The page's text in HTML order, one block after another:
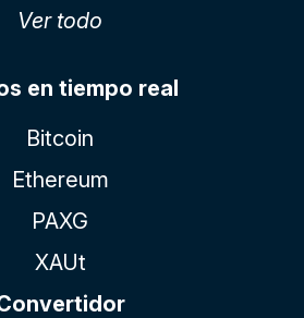
Ver todo
en tiempo real
Bitcoin
Ethereum
PAXG
XAUt